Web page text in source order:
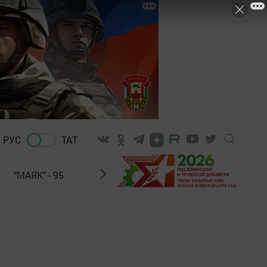
РУС ТАТ
"МАЯК" - 95 "ГУЛЬСТАН" НАШ ПОЧТАЛЬОН